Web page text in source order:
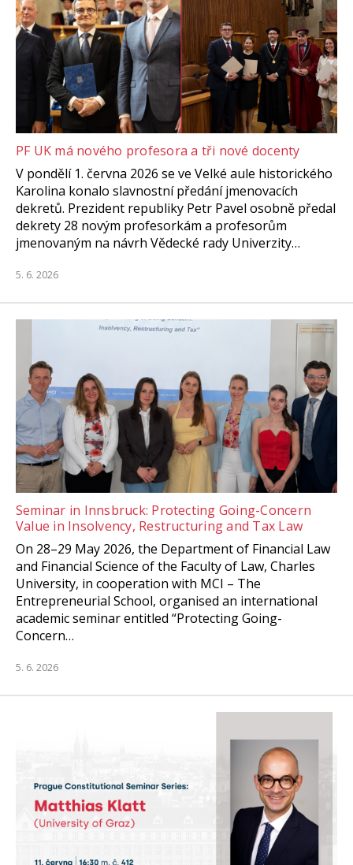
PF UK má nového profesora a tři nové docenty
V pondělí 1. června 2026 se ve Velké aule historického
Karolina konalo slavnostní předání jmenovacích
dekretů. Prezident republiky Petr Pavel osobně předal
dekrety 28 novým profesorkám a profesorům
jmenovaným na návrh Vědecké rady Univerzity…
5. 6. 2026
Seminar in Innsbruck: Protecting Going-Concern
Value in Insolvency, Restructuring and Tax Law
On 28–29 May 2026, the Department of Financial Law
and Financial Science of the Faculty of Law, Charles
University, in cooperation with MCI – The
Entrepreneurial School, organised an international
academic seminar entitled “Protecting Going-
Concern…
5. 6. 2026